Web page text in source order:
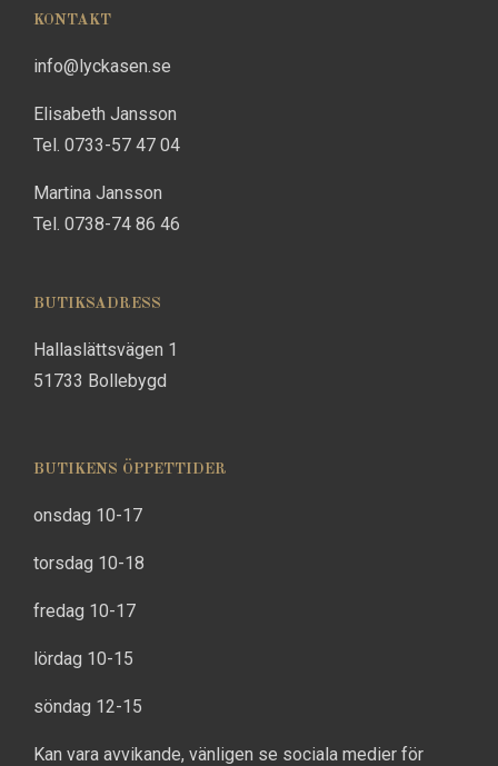
KONTAKT
info@lyckasen.se
Elisabeth Jansson
Tel. 0733-57 47 04
Martina Jansson
Tel. 0738-74 86 46
BUTIKSADRESS
Hallaslättsvägen 1
51733 Bollebygd
BUTIKENS ÖPPETTIDER
onsdag 10-17
torsdag 10-18
fredag 10-17
lördag 10-15
söndag 12-15
Kan vara avvikande, vänligen se sociala medier för